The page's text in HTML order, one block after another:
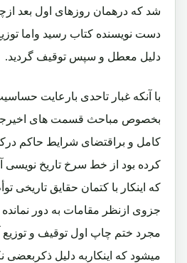
دست نویسنده کتاب رسید واما
دلیل معطل و سپس توقیف گردید.
با آنکه غبار تاحدی بارعایت
بخصوص مباحث قسمت های اخیرجلد
کامل و براقتضای شرایط حاکم
کرده بود از خط سرخ تاریخ نویسی
که اینکار با کتمان حقایق تاریخی
جزوی ازنظر مقامات به دور
مجرد ختم چاپ اول توقیف و توزیع
میشود که اینکاربه دلیل ذکربعضی